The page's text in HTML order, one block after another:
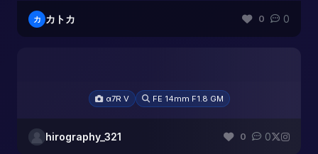
カ カトカ 0 0
α7R V FE 14mm F1.8 GM
hirography_321 0 0